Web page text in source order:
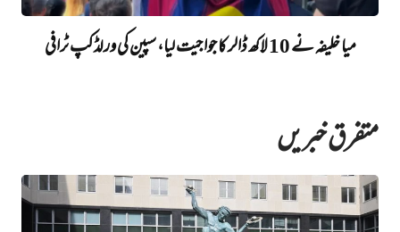
میا خلیفہ نے 10 لاکھ ڈالر کا جوا جیت لیا، سپین کی ورلڈ کپ ٹرافی
متفرق خبریں